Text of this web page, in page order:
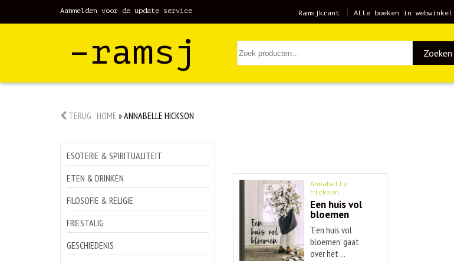
Aanmelden voor de update service Ramsjkrant Alle boeken in webwinkel
–ramsj Zoeken
TERUG HOME »ANNABELLE HICKSON
ESOTERIE & SPIRITUALITEIT
ETEN & DRINKEN
FILOSOFIE & RELIGIE
FRIESTALIG
GESCHIEDENIS
Annabelle
Hickson
Een huis vol
bloemen
‘Een huis vol
bloemen’ gaat
over het ...